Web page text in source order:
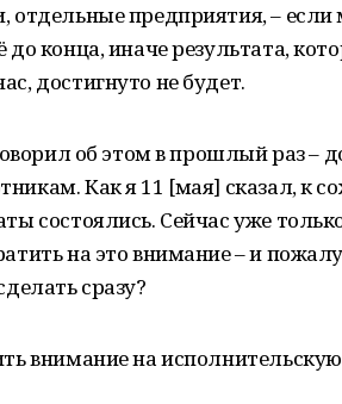
отдельные предприятия, – если
до конца, иначе результата,
достигнуто не будет.
об этом в прошлый раз –
Как я 11 [мая] сказал, к
состоялись. Сейчас уже
на это внимание – и
сразу?
внимание на